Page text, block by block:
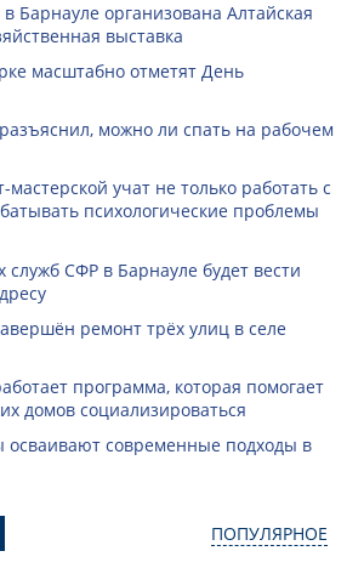
в Барнауле организована Алтайская
выставка
масштабно отметят День
можно ли спать на рабочем
мастерской учат не только работать с
психологические проблемы
служб СФР в Барнауле будет вести
ремонт трёх улиц в селе
программа, которая помогает
домов социализироваться
осваивают современные подходы в
ПОПУЛЯРНОЕ